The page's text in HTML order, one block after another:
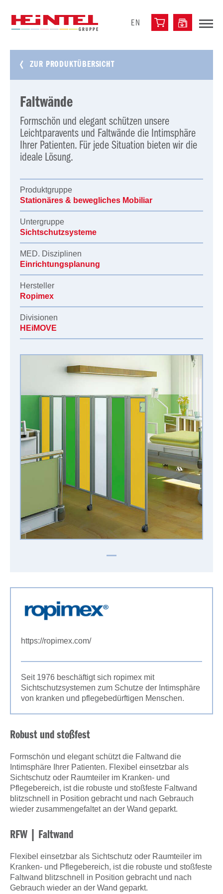
EN
ZUR PRODUKTÜBERSICHT
Faltwände
Formschön und elegant schützen unsere
Leichtparavents und Faltwände die Intimsphäre
Ihrer Patienten. Für jede Situation bieten wir die
ideale Lösung.
Produktgruppe
Stationäres & bewegliches Mobiliar
Untergruppe
Sichtschutzsysteme
MED. Disziplinen
Einrichtungsplanung
Hersteller
Ropimex
Divisionen
HEiMOVE
https://ropimex.com/
Seit 1976 beschäftigt sich ropimex mit
Sichtschutzsystemen zum Schutze der Intimsphäre
von kranken und pflegebedürftigen Menschen.
Robust und stoßfest
Formschön und elegant schützt die Faltwand die
Intimsphäre Ihrer Patienten. Flexibel einsetzbar als
Sichtschutz oder Raumteiler im Kranken- und
Pflegebereich, ist die robuste und stoßfeste Faltwand
blitzschnell in Position gebracht und nach Gebrauch
wieder zusammengefaltet an der Wand geparkt.
RFW | Faltwand
Flexibel einsetzbar als Sichtschutz oder Raumteiler im
Kranken- und Pflegebereich, ist die robuste und stoßfeste
Faltwand blitzschnell in Position gebracht und nach
Gebrauch wieder an der Wand geparkt.